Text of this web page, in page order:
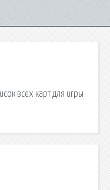
всех карт для игры